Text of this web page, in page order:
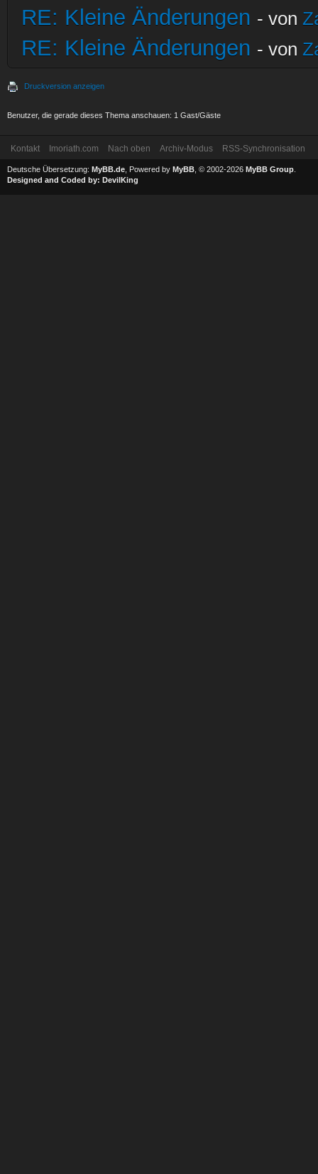
RE: Kleine Änderungen - von
RE: Kleine Änderungen - von
Druckversion anzeigen
Benutzer, die gerade dieses Thema anschauen: 1 Gast/Gäste
Kontakt Imoriath.com Nach oben Archiv-Modus RSS-Synchronisation
Deutsche Übersetzung: MyBB.de , Powered by MyBB , © 2002-2026 MyBB Group
Designed and Coded by: DevilKing